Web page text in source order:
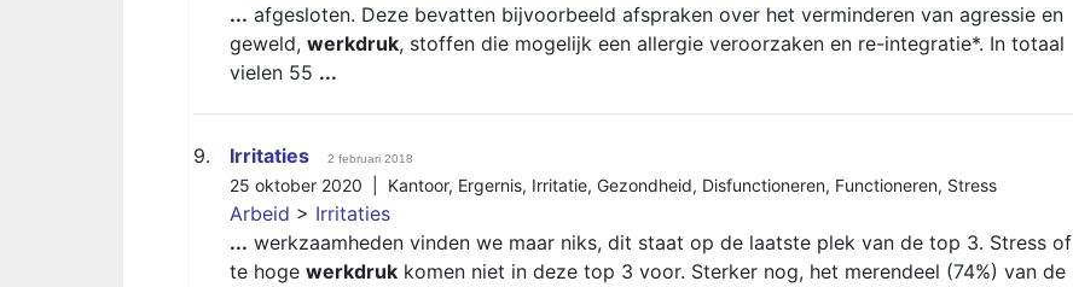
... afgesloten. Deze bevatten bijvoorbeeld afspraken over het verminderen van agressie en
geweld, werkdruk, stoffen die mogelijk een allergie veroorzaken en re-integratie*. In totaal
vielen 55 ...
9. Irritaties 2 februari 2018
25 oktober 2020 | Kantoor, Ergernis, Irritatie, Gezondheid, Disfunctioneren, Functioneren, Stress
Arbeid > Irritaties
... werkzaamheden vinden we maar niks, dit staat op de laatste plek van de top 3. Stress of
te hoge werkdruk komen niet in deze top 3 voor. Sterker nog, het merendeel (74%) van de